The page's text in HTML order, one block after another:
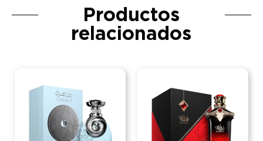
Productos
relacionados